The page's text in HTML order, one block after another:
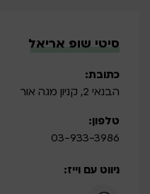
סיטי שופ אריאל
כתובת:
הבנאי 2, קניון מגה אור
טלפון:
03-933-3986
ניווט עם וייז: